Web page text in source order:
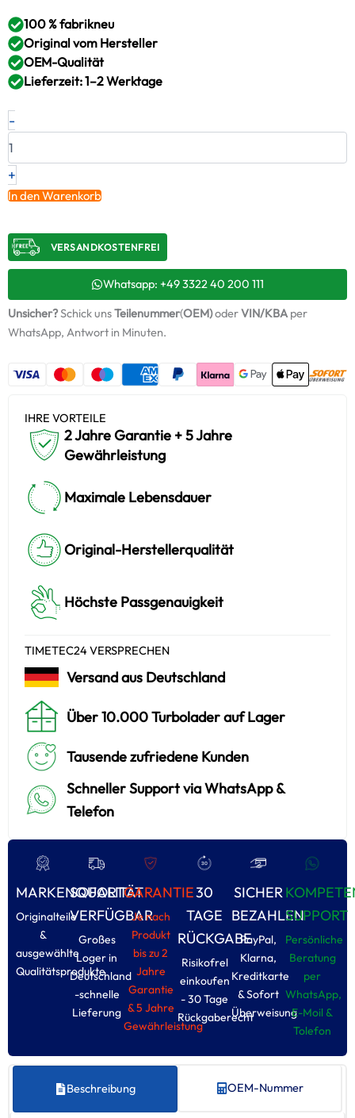
100 % fabrikneu
Original vom Hersteller
OEM-Qualität
Lieferzeit: 1–2 Werktage
-
Neuer
Original
–
F416200090090
/
Menge
+
In den Warenkorb
VERSANDKOSTENFREI​
Whatsapp: +49 3322 40 200 111
Unsicher?Schick unsTeilenummer(OEM)oderVIN/KBAper
WhatsApp, Antwort in Minuten.
IHRE VORTEILE
2 Jahre Garantie + 5 Jahre
Gewährleistung
Maximale Lebensdauer
Original-Herstellerqualität
Höchste Passgenauigkeit
TIMETEC24 VERSPRECHEN
Versand aus Deutschland
Über 10.000 Turbolader auf Lager
Tausende zufriedene Kunden
Schneller Support via WhatsApp &
Telefon
MARKENQUALITÄT
Originalteile
&
ausgewählte
Qualitätsprodukte
SOFORT
VERFÜGBAR
Großes
Loger in
Deutschland
-schnelle
Lieferung
GARANTIE
Je nach
Produkt
bis zu 2
Jahre
Garantie
& 5 Jahre
Gewährleistung
30
TAGE
RÜCKGABE
Risikofrel
einkoufen
- 30 Tage
Rückgaberecht
SICHER
BEZAHLEN
PayPal,
Klarna,
Kreditkarte
& Sofort
Überweisung
SUPPORT
Persönliche
Beratung
per
WhatsApp,
E-Moil &
Tolefon
Beschreibung OEM-Nummer